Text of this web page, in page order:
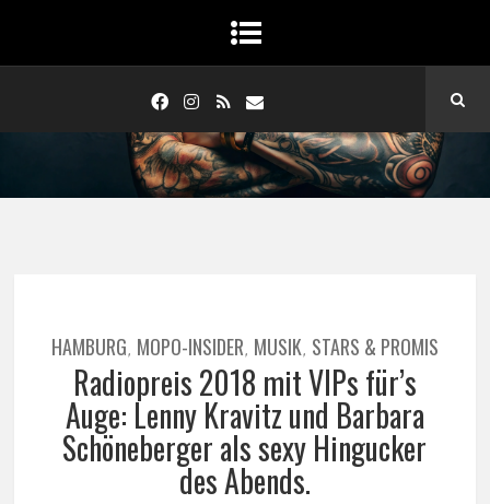
HAMBURG, MOPO-INSIDER, MUSIK, STARS & PROMIS
Radiopreis 2018 mit VIPs für’s
Auge: Lenny Kravitz und Barbara
Schöneberger als sexy Hingucker
des Abends.